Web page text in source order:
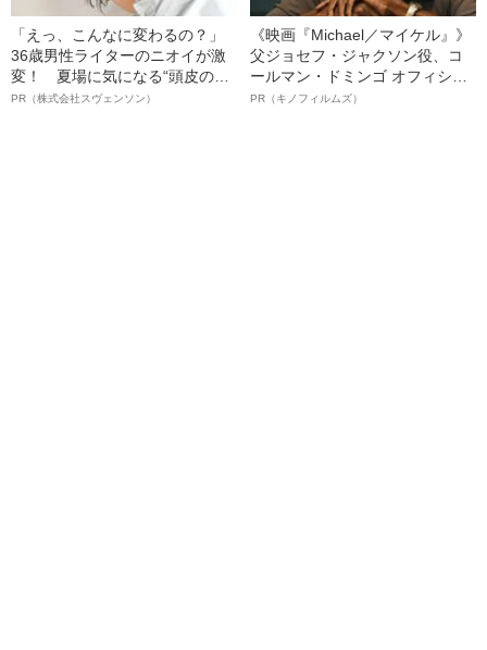
「えっ、こんなに変わるの？」
36歳男性ライターのニオイが激
変！ 夏場に気になる“頭皮のニ
オイ”や“ベタつき”を解消す
PR（株式会社スヴェンソン）
《映画『Michael／マイケル』》
父ジョセフ・ジャクソン役、コ
ールマン・ドミンゴ オフィシャ
ルインタビュー“観客を魅了した
PR（キノフィルムズ）